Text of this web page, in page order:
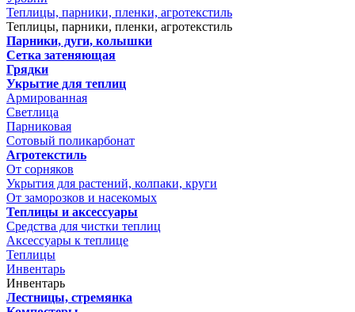
Теплицы, парники, пленки, агротекстиль
Теплицы, парники, пленки, агротекстиль
Парники, дуги, колышки
Сетка затеняющая
Грядки
Укрытие для теплиц
Армированная
Светлица
Парниковая
Сотовый поликарбонат
Агротекстиль
От сорняков
Укрытия для растений, колпаки, круги
От заморозков и насекомых
Теплицы и аксессуары
Средства для чистки теплиц
Аксессуары к теплице
Теплицы
Инвентарь
Инвентарь
Лестницы, стремянка